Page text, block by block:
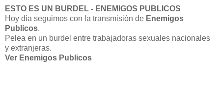
ESTO ES UN BURDEL - ENEMIGOS PUBLICOS
Hoy dia seguimos con la transmisión de Enemigos
Publicos.
Pelea en un burdel entre trabajadoras sexuales nacionales
y extranjeras.
Ver Enemigos Publicos